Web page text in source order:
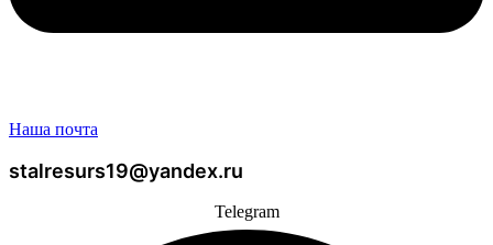
Наша почта
stalresurs19@yandex.ru
Telegram